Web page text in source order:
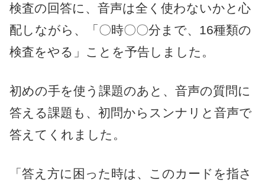
検査の回答に、音声は全く使わないかと心
配しながら、「〇時〇〇分まで、16種類の
検査をやる」ことを予告しました。
初めの手を使う課題のあと、音声の質問に
答える課題も、初問からスンナリと音声で
答えてくれました。
「答え方に困った時は、このカードを指さ